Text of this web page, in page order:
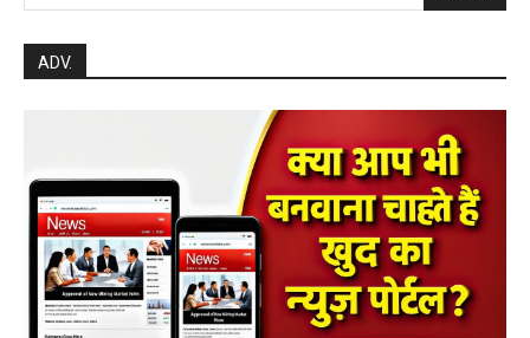
ADV.